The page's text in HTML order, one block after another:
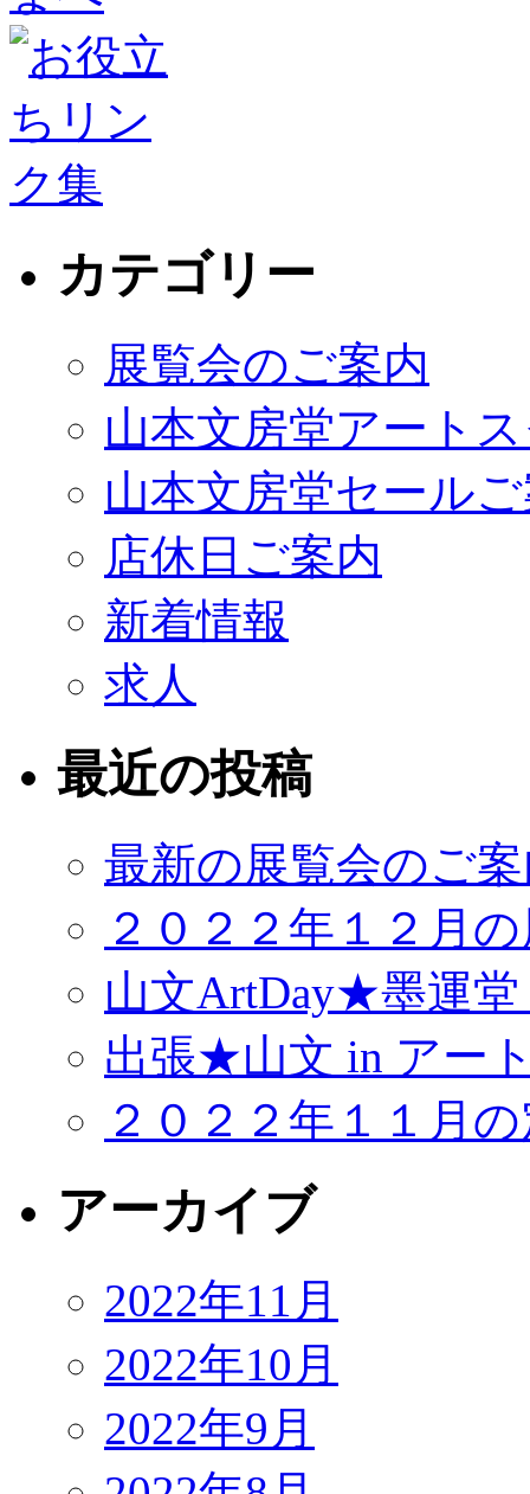
カテゴリー
展覧会のご案内
山本文房堂アート
山本文房堂セール
店休日ご案内
新着情報
求人
最近の投稿
最新の展覧会のご
２０２２年１２月
山文ArtDay★墨運
出張★山文 in アー
２０２２年１１月
アーカイブ
2022年11月
2022年10月
2022年9月